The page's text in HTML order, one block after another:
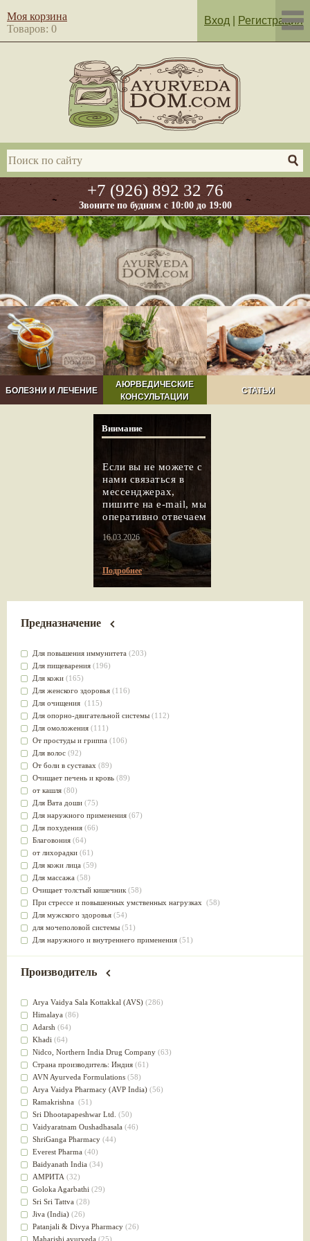
+7 (926) 892 32 76
Звоните по будням с 10:00 до 19:00
Моя корзина
Товаров: 0
Вход Регистрация
БОЛЕЗНИ И ЛЕЧЕНИЕ
АЮРВЕДИЧЕСКИЕ
КОНСУЛЬТАЦИИ
СТАТЬИ
Внимание
Если вы не можете с
нами связаться в
мессенджерах,
пишите на e-mail, мы
оперативно отвечаем
16.03.2026
Подробнее
Предназначение
Для повышения иммунитета (203)
Для пищеварения (196)
Для кожи (165)
Для женского здоровья (116)
Для очищения (115)
Для опорно-двигательной системы (112)
Для омоложения (111)
От простуды и гриппа (106)
Для волос (92)
От боли в суставах (89)
Очищает печень и кровь (89)
от кашля (80)
Для Вата доши (75)
Для наружного применения (67)
Для похудения (66)
Благовония (64)
от лихорадки (61)
Для кожи лица (59)
Для массажа (58)
Очищает толстый кишечник(58)
При стрессе и повышенных умственных нагрузках (58)
Для мужского здоровья (54)
для мочеполовой системы (51)
Для наружного и внутреннего применения (51)
Для стабилизации деятельности ЦНС
Лечит опухоли и отеки(46)
Для медитации
выводит токсины
Для здоровья печени
Для тела(39)
для очищения крови(38)
При диабете(38)
Антиоксидант(37)
Для Капха(Кафа) доши
От паразитов(37)
При расстройстве желудка (36)
Успокоительное(36)
Для глаз(34)
от геморроя(34)
Противовоспалительное
Для Питта доши(32)
Для сердца(32)
Для сосудов головного мозга
Для полости рта(32)
Дефицит железа(31)
Производитель
Arya Vaidya Sala Kottakkal (AVS) (286)
Himalaya (86)
Adarsh (64)
Khadi (64)
Nidсo, Northern India Drug Company (63)
Страна производитель: Индия (61)
AVN Ayurveda Formulations (58)
Arya Vaidya Pharmacy (AVP India) (56)
Ramakrishna (51)
Sri Dhootapapeshwar Ltd. (50)
Vaidyaratnam Oushadhasala (46)
ShriGanga Pharmacy (44)
Everest Pharma (40)
Baidyanath India (34)
АМРИТА (32)
Goloka Agarbathi (29)
Sri Sri Tattva (28)
Jiva (India) (26)
Patanjali & Divya Pharmacy (26)
Maharishi ayurveda (25)